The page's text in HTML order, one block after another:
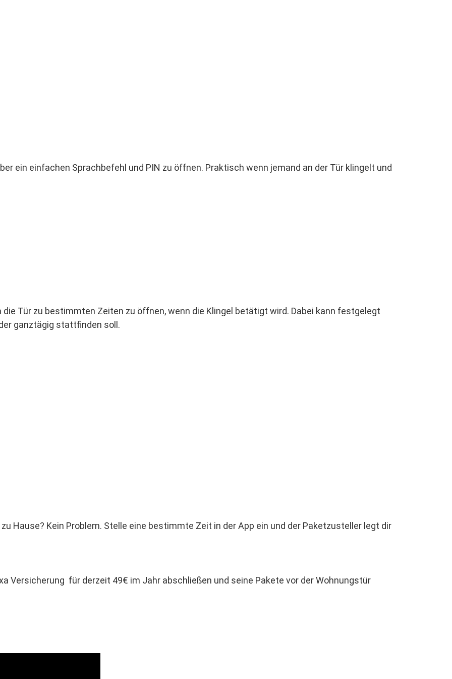
ein einfachen Sprachbefehl und PIN zu öffnen. Praktisch wenn jemand an der Tür klingelt und
Tür zu bestimmten Zeiten zu öffnen, wenn die Klingel betätigt wird. Dabei kann festgelegt
ganztägig stattfinden soll.
Hause? Kein Problem. Stelle eine bestimmte Zeit in der App ein und der Paketzusteller legt dir
Versicherung für derzeit 49€ im Jahr abschließen und seine Pakete vor der Wohnungstür